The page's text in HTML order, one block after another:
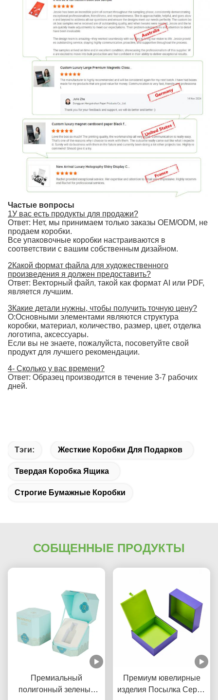
Частые вопросы
1У вас есть продукты для продажи?
Ответ: Нет, мы принимаем только заказы OEM/ODM, не
продаем коробки.
Все упаковочные коробки настраиваются в
соответствии с вашим собственным дизайном.
2Какой формат файла для художественного
произведения я должен предоставить?
Ответ: Векторный файл, такой как формат AI или PDF,
является лучшим.
3Какие детали нужны, чтобы получить точную цену?
О:Основными элементами являются структура
коробки, материал, количество, размер, цвет, отделка
логотипа, аксессуары.
Если вы не знаете, пожалуйста, посоветуйте свой
продукт для лучшего рекомендации.
4- Сколько у вас времени?
Ответ: Образец производится в течение 3-7 рабочих
дней.
Тэги: Жесткие Коробки Для Подарков
Твердая Коробка Ящика
Строгие Бумажные Коробки
СОБЩЕННЫЕ ПРОДУКТЫ
Премиальный
полигонный зеленый
Премиум ювелирные
изделия Посылка Серое